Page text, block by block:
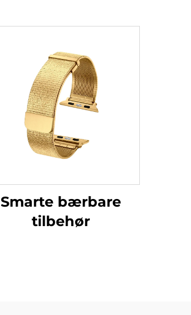
Smarte bærbare
tilbehør